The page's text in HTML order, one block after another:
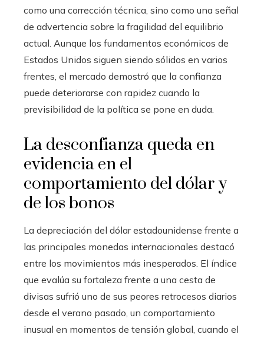
como una corrección técnica, sino como una señal
de advertencia sobre la fragilidad del equilibrio
actual. Aunque los fundamentos económicos de
Estados Unidos siguen siendo sólidos en varios
frentes, el mercado demostró que la confianza
puede deteriorarse con rapidez cuando la
previsibilidad de la política se pone en duda.
La desconfianza queda en
evidencia en el
comportamiento del dólar y
de los bonos
La depreciación del dólar estadounidense frente a
las principales monedas internacionales destacó
entre los movimientos más inesperados. El índice
que evalúa su fortaleza frente a una cesta de
divisas sufrió uno de sus peores retrocesos diarios
desde el verano pasado, un comportamiento
inusual en momentos de tensión global, cuando el